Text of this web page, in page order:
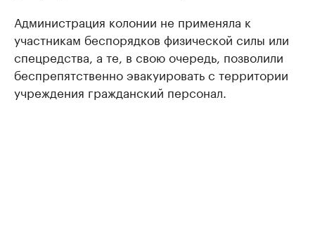
Администрация колонии не применяла к
участникам беспорядков физической силы или
спецредства, а те, в свою очередь, позволили
беспрепятственно эвакуировать с территории
учреждения гражданский персонал.